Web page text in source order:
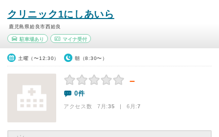
クリニック1にしあいら
鹿児島県姶良市西姶良
駐車場あり マイナ受付
土曜（〜12:30） 朝（8:30〜）
－
0件
アクセス数 7月:35 | 6月:7